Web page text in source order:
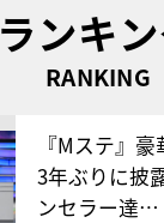
ランキ
RANKING
『Mステ』
3年ぶりに披
ンセラー達…